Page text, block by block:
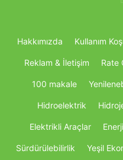
Hakkımızda Kullanım
Reklam & İletişim Rate
100 makale
Hidroelektrik
Elektrikli Araçlar
Sürdürülebilirlik Yeşil